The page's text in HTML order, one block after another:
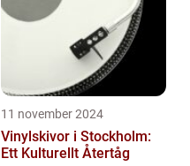
11 november 2024
Vinylskivor i Stockholm:
Ett Kulturellt Återtåg